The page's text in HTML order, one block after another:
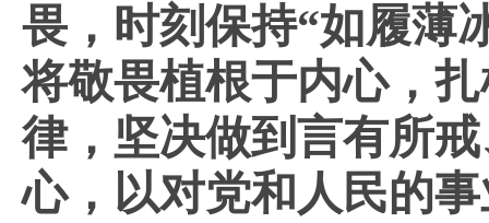
畏，时刻保持“如履薄
将敬畏植根于内心，
律，坚决做到言有所
心， 以对党和人民的